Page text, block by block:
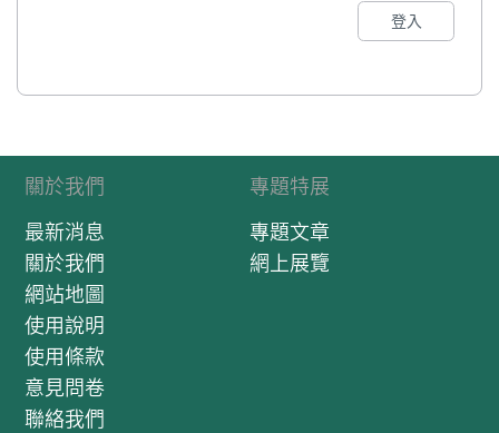
登入
關於我們
最新消息
關於我們
網站地圖
使用說明
使用條款
意見問卷
聯絡我們
專題特展
專題文章
網上展覽